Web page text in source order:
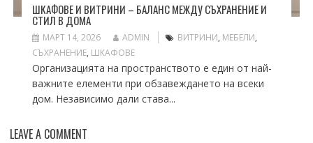
ШКАФОВЕ И ВИТРИНИ – БАЛАНС МЕЖДУ СЪХРАНЕНИЕ И
СТИЛ В ДОМА
МАРТ 14, 2026 ADMIN ВИТРИНИ, МЕБЕЛИ,
СЪХРАНЕНИЕ, ШКАФОВЕ
Организацията на пространството е един от най-
важните елементи при обзавеждането на всеки
дом. Независимо дали става...
LEAVE A COMMENT